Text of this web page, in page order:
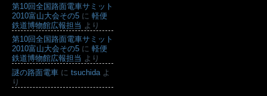
第10回全国路面電車サミット
2010富山大会その5 に 軽便
鉄道博物館広報担当 より
第10回全国路面電車サミット
2010富山大会その5 に 軽便
鉄道博物館広報担当 より
謎の路面電車 に tsuchida よ
り